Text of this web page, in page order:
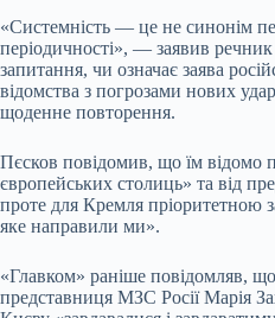
«Системність — це не синонім
періодичності», — заявив
запитання, чи означає заява
відомства з погрозами нових
щоденне повторення.
Пєсков повідомив, що їм відомо
європейських столиць» та від
проте для Кремля пріоритетною
яке направили ми».
«Главком» раніше повідомляв,
представниця МЗС Росії Марія